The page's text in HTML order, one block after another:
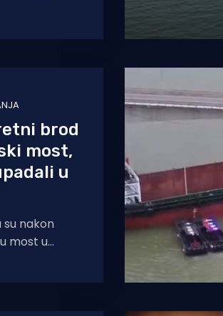
brod
most,
u
nakon
most u